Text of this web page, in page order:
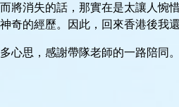
將消失的話，那實在是太讓人惋
的經歷。因此，回來香港後我還
心思，感謝帶隊老師的一路陪同